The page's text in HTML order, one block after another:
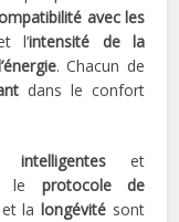
avec les
l’intensité de la
. Chacun de
dans le confort
intelligenteset
le protocole de
et la longévité sont